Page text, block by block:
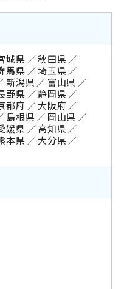
城県
秋田県
馬県
埼玉県
新潟県
富山県
野県
静岡県
都府
大阪府
島根県
岡山県
媛県
高知県
本県
大分県